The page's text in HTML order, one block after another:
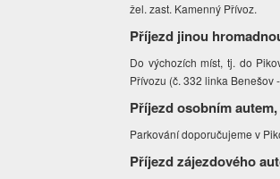
žel. zast. Kamenný Přívoz.
Příjezd jinou
Do výchozích míst, tj. do
Přívozu (č. 332 linka Benešov
Příjezd osobním
Parkování doporučujeme v
Příjezd zájezdového